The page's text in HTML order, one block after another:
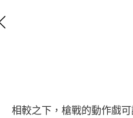
相較之下，槍戰的動作戲